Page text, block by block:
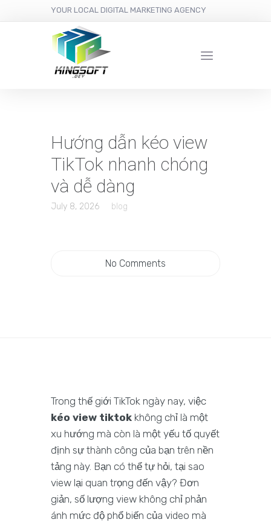
YOUR LOCAL DIGITAL MARKETING AGENCY
Hướng dẫn kéo view
TikTok nhanh chóng
và dễ dàng
July 8, 2026 blog
No Comments
Trong thế giới TikTok ngày nay, việc
kéo view tiktok không chỉ là một
xu hướng mà còn là một yếu tố quyết
định sự thành công của bạn trên nền
tảng này. Bạn có thể tự hỏi, tại sao
view lại quan trọng đến vậy? Đơn
giản, số lượng view không chỉ phản
ánh mức độ phổ biến của video mà